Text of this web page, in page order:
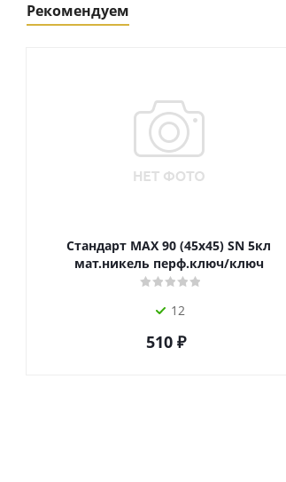
Рекомендуем
Стандарт MAX 90 (45х45) SN 5кл
мат.никель перф.ключ/ключ
12
510₽